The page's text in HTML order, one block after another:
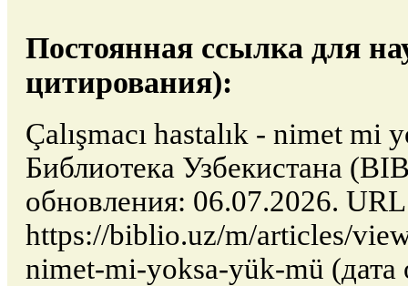
Постоянная ссылка для
цитирования):
Çalışmacı hastalık - nimet
Библиотека Узбекистана
обновления: 06.07.2026.
https://biblio.uz/m/articles/
nimet-mi-yoksa-yük-mü